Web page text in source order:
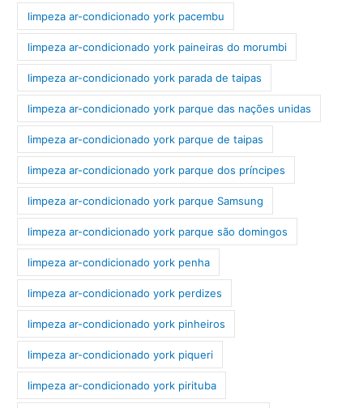
limpeza ar-condicionado york pacembu
limpeza ar-condicionado york paineiras do morumbi
limpeza ar-condicionado york parada de taipas
limpeza ar-condicionado york parque das nações unidas
limpeza ar-condicionado york parque de taipas
limpeza ar-condicionado york parque dos príncipes
limpeza ar-condicionado york parque Samsung
limpeza ar-condicionado york parque são domingos
limpeza ar-condicionado york penha
limpeza ar-condicionado york perdizes
limpeza ar-condicionado york pinheiros
limpeza ar-condicionado york piqueri
limpeza ar-condicionado york pirituba